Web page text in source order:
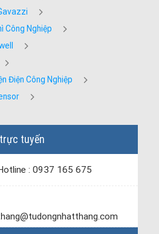
Công Nghiệp
Điện Công Nghiệp
tuyến
: 0937 165 675